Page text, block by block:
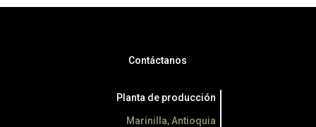
Contáctanos
Planta de producción
Marinilla, Antioquia